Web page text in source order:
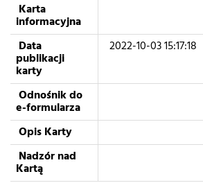
Karta
informacyjna
Data
publikacji
karty
2022-10-03 15:17:18
Odnośnik do
e-formularza
Opis Karty
Nadzór nad
Kartą